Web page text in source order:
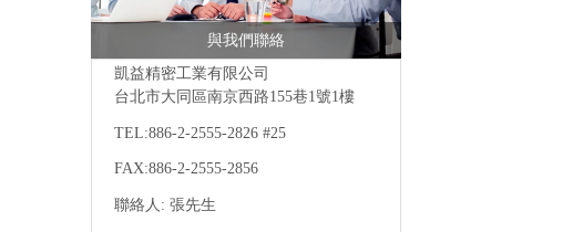
與我們聯絡
凱益精密工業有限公司
台北市大同區南京西路155巷1號1樓
TEL:886-2-2555-2826 #25
FAX:886-2-2555-2856
聯絡人: 張先生